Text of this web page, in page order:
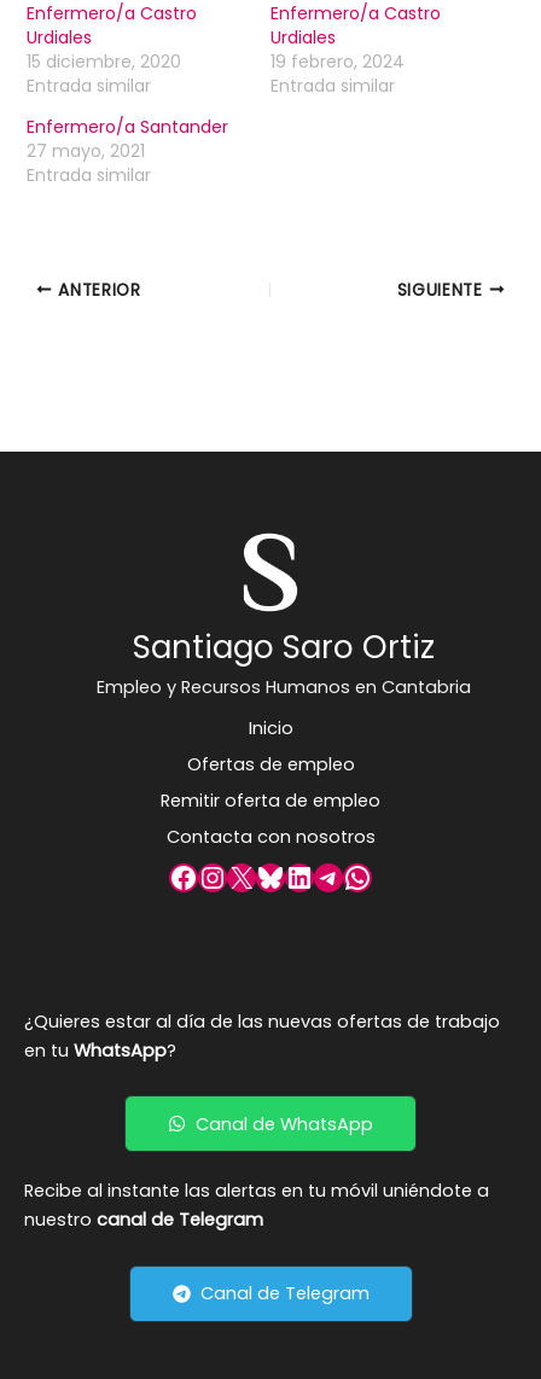
Enfermero/a Castro
Urdiales
15 diciembre, 2020
Entrada similar
Enfermero/a Castro
Urdiales
19 febrero, 2024
Entrada similar
Enfermero/a Santander
27 mayo, 2021
Entrada similar
ANTERIOR SIGUIENTE
Santiago Saro Ortiz
Empleo y Recursos Humanos en Cantabria
Inicio
Ofertas de empleo
Remitir oferta de empleo
Contacta con nosotros
Facebook
Instagram
X Bluesky
LinkedIn
Telegram
WhatsApp
¿Quieres estar al día de las nuevas ofertas de trabajo
en tu WhatsApp?
Canal de WhatsApp
Recibe al instante las alertas en tu móvil uniéndote a
nuestro canal de Telegram
Canal de Telegram